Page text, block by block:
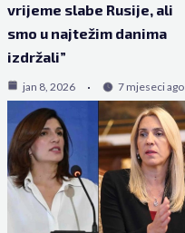
vrijeme slabe Rusije, ali
smo u najtežim danima
izdržali”
jan 8, 2026 7 mjeseci ago